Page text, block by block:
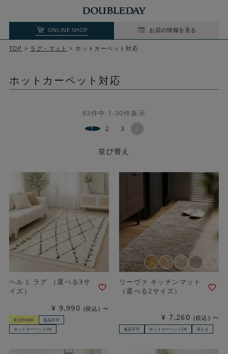
ONLINE SHOP お店の情報を見る
TOP ラグ・マット ホットカーペット対応
ホットカーペット対応
並び替え
83件中 1 -30件表示
1 2 3
ヘルミ ラグ （選べる3サ
イズ）
¥ 9,990 税込 〜
配送料無料
返品不可
ホットカーペットOK
リーヴァ キッチンマット
（選べる2サイズ）
¥ 7,260 税込 〜
返品不可 ホットカーペットOK 洗える